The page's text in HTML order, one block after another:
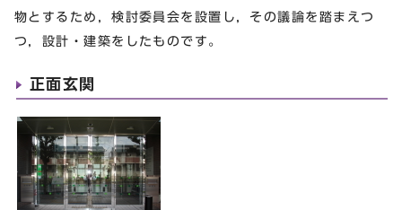
物とするため，検討委員会を設置し，その議論を踏まえつ
つ，設計・建築をしたものです。
正面玄関